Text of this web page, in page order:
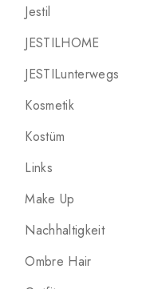
Jestil
JESTILHOME
JESTILunterwegs
Kosmetik
Kostüm
Links
Make Up
Nachhaltigkeit
Ombre Hair